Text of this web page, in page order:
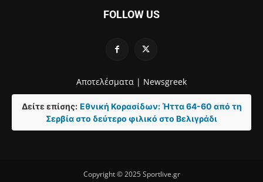
FOLLOW US
Αποτελέσματα | Newsgreek
Δείτε επίσης: Εθνική Κορασίδων: Ήττα 64-60 από τη
Σερβία στο δεύτερο φιλικό στο Βελιγράδι
Copyright © 2025 Sportlive.gr